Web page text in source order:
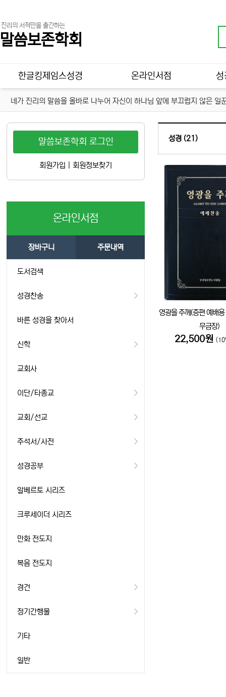
진리의 서적만을 출간하는
말씀보존학회
메인 메뉴
한글킹제임스성경 온라인서점 성
네가 진리의 말씀을 올바로 나누어 자신이 하나님 앞에 부끄럽지 않은
성경 (21)
영광을 주께(증편 예배
무금장)
22,500원
말씀보존학회 로그인
회원가입 회원정보찾기
온라인서점
장바구니 주문내역
도서검색
성경찬송
바른 성경을 찾아서
신학
교회사
이단/타종교
교회/선교
주석서/사전
성경공부
알베르토 시리즈
크루세이더 시리즈
만화 전도지
복음 전도지
경건
정기간행물
기타
일반